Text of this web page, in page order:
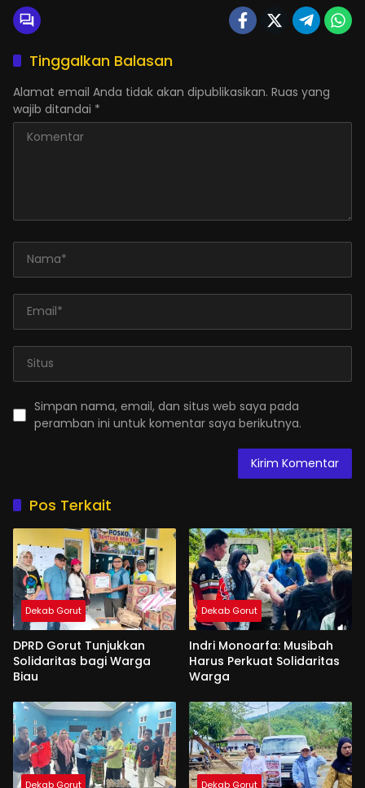
Tinggalkan Balasan
Alamat email Anda tidak akan dipublikasikan. Ruas yang
wajib ditandai *
Simpan nama, email, dan situs web saya pada
peramban ini untuk komentar saya berikutnya.
Pos Terkait
Dekab Gorut
DPRD Gorut Tunjukkan
Solidaritas bagi Warga
Biau
Dekab Gorut
Indri Monoarfa: Musibah
Harus Perkuat Solidaritas
Warga
Dekab Gorut Dekab Gorut